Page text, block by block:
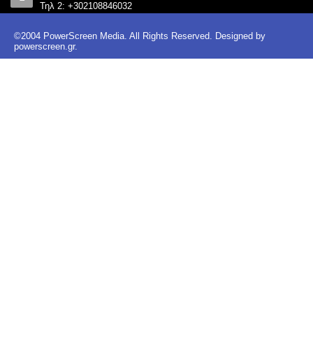
Τηλ 2: +302108846032
©2004 PowerScreen Media. All Rights Reserved. Designed by
powerscreen.gr.